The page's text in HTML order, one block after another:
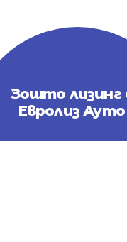
Зошто лизинг
Евролиз Ауто